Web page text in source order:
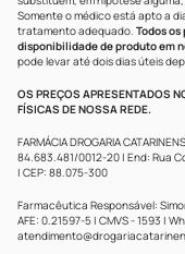
Somente o médico está apto a
tratamento adequado. Todos
disponibilidade de produto em
pode levar até dois dias úteis
OS PREÇOS APRESENTADOS
FÍSICAS DE NOSSA REDE.
FARMÁCIA DROGARIA
84.683.481/0012-20 | End: Rua
| CEP: 88.075-300
Farmacêutica Responsável:
AFE: 0.21597-5 | CMVS - 1593 |